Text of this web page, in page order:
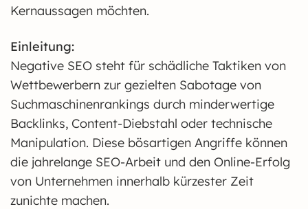
Kernaussagen möchten.
Einleitung:
Negative SEO steht für schädliche Taktiken von
Wettbewerbern zur gezielten Sabotage von
Suchmaschinenrankings durch minderwertige
Backlinks, Content-Diebstahl oder technische
Manipulation. Diese bösartigen Angriffe können
die jahrelange SEO-Arbeit und den Online-Erfolg
von Unternehmen innerhalb kürzester Zeit
zunichte machen.